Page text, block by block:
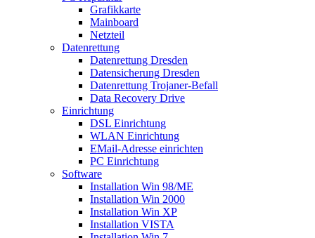
Grafikkarte
Mainboard
Netzteil
Datenrettung
Datenrettung Dresden
Datensicherung Dresden
Datenrettung Trojaner-Befall
Data Recovery Drive
Einrichtung
DSL Einrichtung
WLAN Einrichtung
EMail-Adresse einrichten
PC Einrichtung
Software
Installation Win 98/ME
Installation Win 2000
Installation Win XP
Installation VISTA